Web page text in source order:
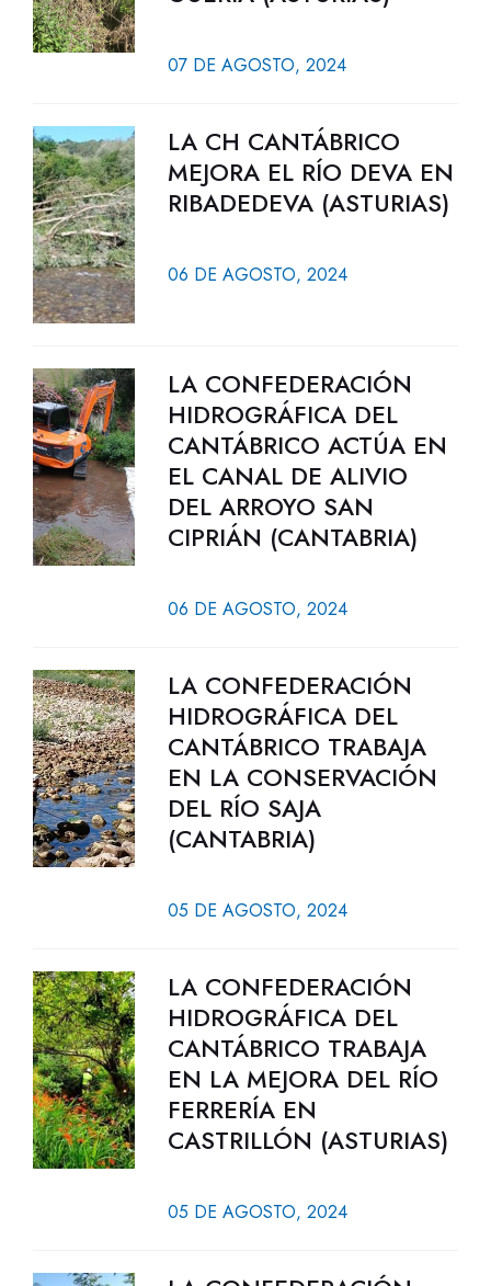
07 DE AGOSTO, 2024
LA CH CANTÁBRICO
MEJORA EL RÍO DEVA EN
RIBADEDEVA (ASTURIAS)
06 DE AGOSTO, 2024
LA CONFEDERACIÓN
HIDROGRÁFICA DEL
CANTÁBRICO ACTÚA EN
EL CANAL DE ALIVIO
DEL ARROYO SAN
CIPRIÁN (CANTABRIA)
06 DE AGOSTO, 2024
LA CONFEDERACIÓN
HIDROGRÁFICA DEL
CANTÁBRICO TRABAJA
EN LA CONSERVACIÓN
DEL RÍO SAJA
(CANTABRIA)
05 DE AGOSTO, 2024
LA CONFEDERACIÓN
HIDROGRÁFICA DEL
CANTÁBRICO TRABAJA
EN LA MEJORA DEL RÍO
FERRERÍA EN
CASTRILLÓN (ASTURIAS)
05 DE AGOSTO, 2024